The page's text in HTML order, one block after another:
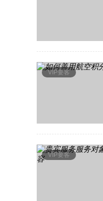
VIP要客
VIP要客